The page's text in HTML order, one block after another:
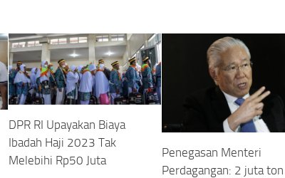
DPR RI Upayakan Biaya
Ibadah Haji 2023 Tak
Melebihi Rp50 Juta
Penegasan Menteri
Perdagangan: 2 juta ton